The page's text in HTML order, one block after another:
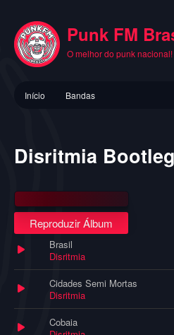
conteúdo
principal
Punk FM
O melhor do punk nacional!
principal
Início Bandas
Disritmia
Reproduzir Álbum
Brasil
Disritmia
Cidades Semi Mortas
Disritmia
Cobaia